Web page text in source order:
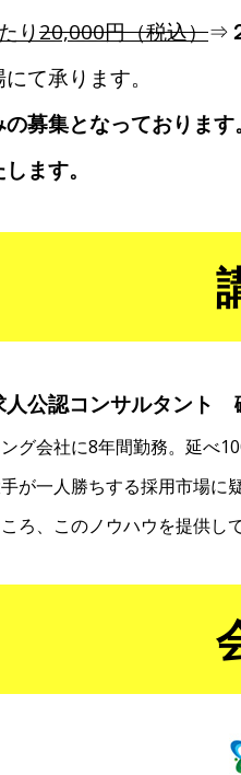
り20,000円（税込）⇒
て承ります。
募集となっておりま
ます。
人公認コンサルタン
グ会社に8年間勤務。延べ
が一人勝ちする採用市場
ころ、このノウハウを提